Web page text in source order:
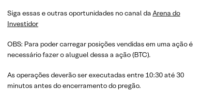
Siga essas e outras oportunidades no canal da Arena do
Investidor
OBS: Para poder carregar posições vendidas em uma ação é
necessário fazer o aluguel dessa a ação (BTC).
As operações deverão ser executadas entre 10:30 até 30
minutos antes do encerramento do pregão.